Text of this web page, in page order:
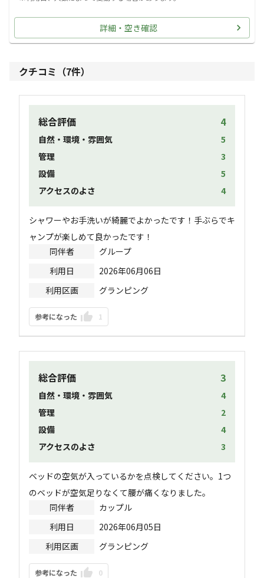
詳細・空き確認
クチコミ（7件）
総合評価 4
自然・環境・雰囲気
5
管理
3
設備
5
アクセスのよさ
4
シャワーやお手洗いが綺麗でよかったです！手ぶらでキ
ャンプが楽しめて良かったです！
同伴者
グループ
利用日
2026年06月06日
利用区画
グランピング
参考になった 1
総合評価 3
自然・環境・雰囲気
4
管理
2
設備
4
アクセスのよさ
3
ベッドの空気が入っているかを点検してください。1つ
のベッドが空気足りなくて腰が痛くなりました。
同伴者
カップル
利用日
2026年06月05日
利用区画
グランピング
参考になった 0